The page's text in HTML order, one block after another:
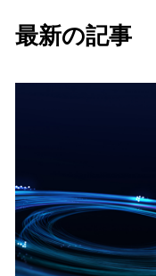
最新の記事